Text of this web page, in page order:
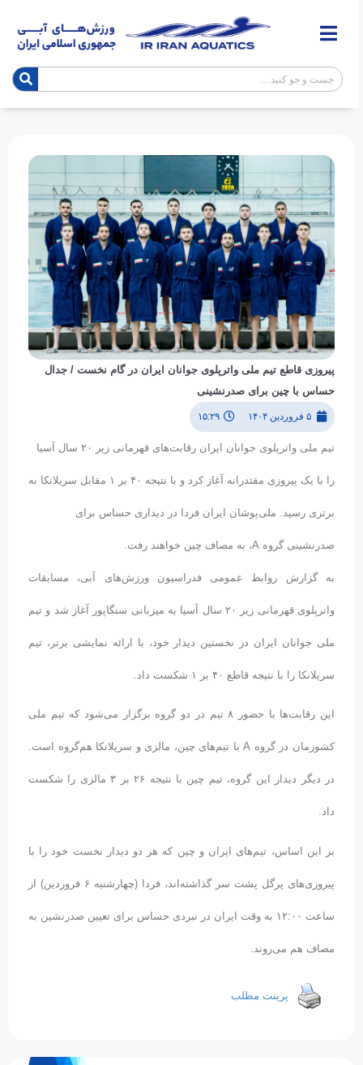
پیروزی قاطع تیم ملی واترپلوی جوانان ایران در گام نخست / جدال
حساس با چین برای صدرنشینی
۵ فروردین ۱۴۰۴ ۱۵:۲۹
تیم ملی واترپلوی جوانان ایران رقابت‌های قهرمانی زیر ۲۰ سال آسیا
را با یک پیروزی مقتدرانه آغاز کرد و با نتیجه ۴۰ بر ۱ مقابل سریلانکا به
برتری رسید. ملی‌پوشان ایران فردا در دیداری حساس برای
صدرنشینی گروه A، به مصاف چین خواهند رفت.
به گزارش روابط عمومی فدراسیون ورزش‌های آبی، مسابقات
واترپلوی قهرمانی زیر ۲۰ سال آسیا به میزبانی سنگاپور آغاز شد و تیم
ملی جوانان ایران در نخستین دیدار خود، با ارائه نمایشی برتر، تیم
سریلانکا را با نتیجه قاطع ۴۰ بر ۱ شکست داد.
این رقابت‌ها با حضور ۸ تیم در دو گروه برگزار می‌شود که تیم ملی
کشورمان در گروه A با تیم‌های چین، مالزی و سریلانکا هم‌گروه است.
در دیگر دیدار این گروه، تیم چین با نتیجه ۲۶ بر ۳ مالزی را شکست
داد.
بر این اساس، تیم‌های ایران و چین که هر دو دیدار نخست خود را با
پیروزی‌های پرگل پشت سر گذاشته‌اند، فردا (چهارشنبه ۶ فروردین) از
ساعت ۱۲:۰۰ به وقت ایران در نبردی حساس برای تعیین صدرنشین به
مصاف هم می‌روند.
پرینت مطلب